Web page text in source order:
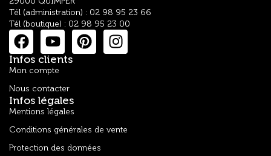
Tél (administration) : 02 98 95 23 66
Tél (boutique) : 02 98 95 23 00
Infos clients
Mon compte
Nous contacter
Infos légales
Mentions légales
Conditions générales de vente
Protection des données